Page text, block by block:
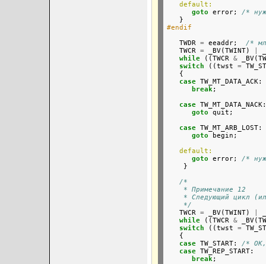
default:
goto error; /*
#endif
   TWDR
= eeaddr; /*
   TWCR
= _BV(TWINT)
while ((TWCR &
switch ((twst =
   {
case TW_MT_DATA_ACK:
break;
case TW_MT_DATA_NACK:
goto quit;
case TW_MT_ARB_LOST:
goto begin;
default:
goto error; /*
    }
/*
    * Примечание 12
* Следующий цикл
    */
TWCR = _BV(TWINT)
while ((TWCR &
switch ((twst =
   {
case TW_START: /*
case TW_REP_START:
break;